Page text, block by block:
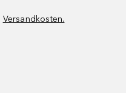
Versandkosten.